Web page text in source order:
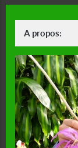
A propos: